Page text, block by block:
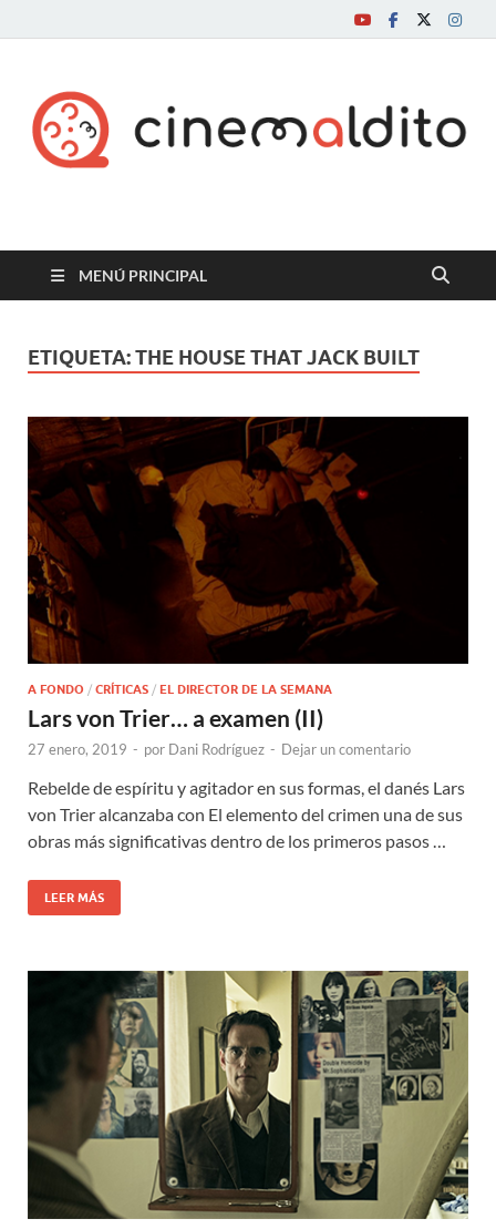
Cine maldito
MENÚ PRINCIPAL
ETIQUETA:THE HOUSE THAT JACK BUILT
A FONDO / CRÍTICAS / EL DIRECTOR DE LA SEMANA
Lars von Trier… a examen (II)
27 enero, 2019 - por Dani Rodríguez - Dejar un comentario
Rebelde de espíritu y agitador en sus formas, el danés Lars
von Trier alcanzaba con El elemento del crimen una de sus
obras más significativas dentro de los primeros pasos …
LEER MÁS